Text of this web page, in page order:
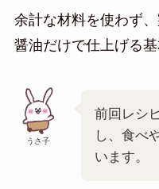
余計な材料を使わず
醤油だけで仕上げる基
うさ子
前回レシ
し、食べ
います。